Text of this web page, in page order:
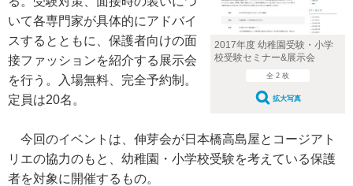
2017年度 幼稚園受験・小学
校受験セミナー&展示会
全 2 枚
拡大写真
いて各専門家が具体的にアドバイ
スするとともに、保護者向けの面
接ファッションを紹介する展示会
を行う。入場無料、完全予約制。
定員は20名。
今回のイベントは、伸芽会が日本橋高島屋とコージアト
リエの協力のもと、幼稚園・小学校受験を考えている保護
者を対象に開催するもの。